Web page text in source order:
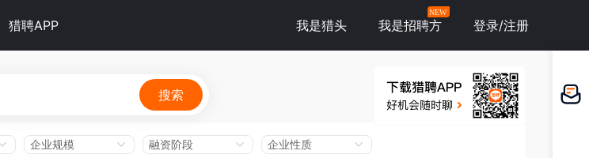
猎聘APP 我是猎头 我是招聘方
NEW
登录/注册
搜索
企业规模 融资阶段 企业性质